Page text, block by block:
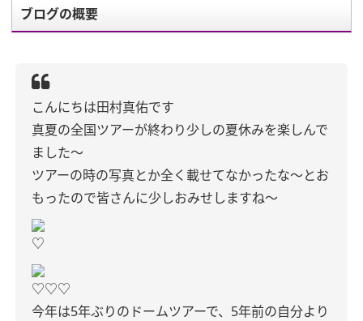
ブログの概要
こんにちは田村真佑です
真夏の全国ツアーが終わり少しの夏休みを楽しんで
ました〜
ツアーの時の写真とか全く載せてなかったな〜とお
もったので皆さんに少しおみせしますね〜
♡
♡♡♡
今年は5年ぶりのドームツアーで、 5年前の自分より